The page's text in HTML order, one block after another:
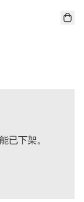
已下架。